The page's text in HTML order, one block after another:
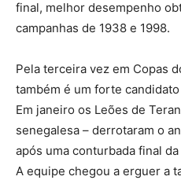
final, melhor desempenho
campanhas de 1938 e 1998.
Pela terceira vez em Copas
também é um forte
Em janeiro os Leões de
senegalesa – derrotaram o
após uma conturbada final
A equipe chegou a erguer a